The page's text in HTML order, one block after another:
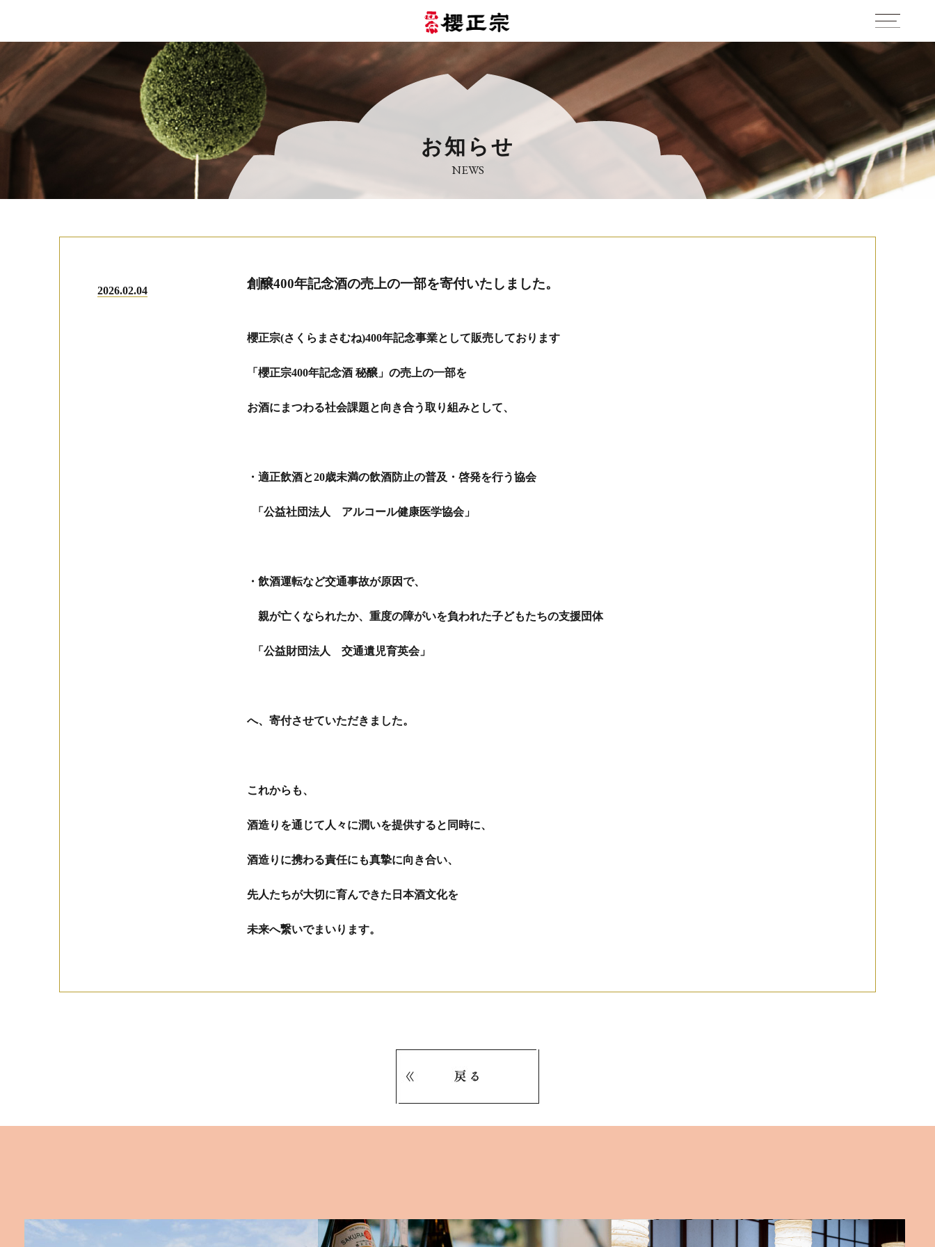
お知らせ
NEWS
2026.02.04 創醸400年記念酒の売上の一部を寄付いたしました。
櫻正宗(さくらまさむね)400年記念事業として販売しております
「櫻正宗400年記念酒 秘醸」の売上の一部を
お酒にまつわる社会課題と向き合う取り組みとして、
・適正飲酒と20歳未満の飲酒防止の普及・啓発を行う協会
「公益社団法人 アルコール健康医学協会」
・飲酒運転など交通事故が原因で、
親が亡くなられたか、重度の障がいを負われた子どもたちの支援団体
「公益財団法人 交通遺児育英会」
へ、寄付させていただきました。
これからも、
酒造りを通じて人々に潤いを提供すると同時に、
酒造りに携わる責任にも真摯に向き合い、
先人たちが大切に育んできた日本酒文化を
未来へ繋いでまいります。